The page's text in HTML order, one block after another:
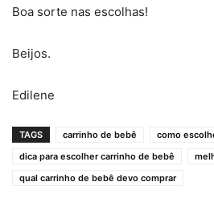
Boa sorte nas escolhas!
Beijos.
Edilene
TAGS carrinho de bebê
como
dica para escolher carrinho de bebê
qual carrinho de bebê devo comprar